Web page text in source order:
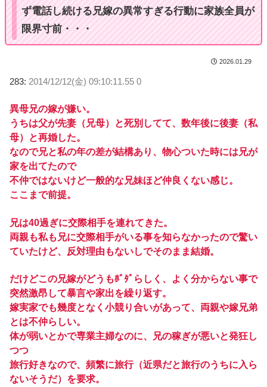
ず電話し続ける兄嫁の異常すぎる行動に家族全員が
限界寸前・・・
2026.01.29
283: 2014/12/12(金) 09:10:11.55 0
異母兄の嫁が嫌い。
うちは父が先妻（兄母）と死別してて、数年後に後妻（私
母）と再婚した。
なので兄と私の年の差が結構あり、物心ついた時には兄が
家を出てたので
不仲ではないけど一般的な兄妹ほど仲良くない感じ。
ここまで前提。
兄は40過ぎに交際相手を連れてきた。
両親も私も兄に交際相手がいる事を知らなかったので驚い
ていたけど、反対理由もないしでそのまま結婚。
だけどこの兄嫁がどうもﾎﾞﾀﾞらしく、よく分からない事で
突然激昂して暴言や家出を繰り返す。
嫁実家でも幾度となく小競り合いがあって、両親や嫁兄弟
とは不仲らしい。
体が弱いとかで専業主婦なのに、兄の稼ぎが悪いと発狂し
つつ
旅行好きなので、頻繁に旅行（近県だと旅行のうちに入ら
ないそうだ）を要求。